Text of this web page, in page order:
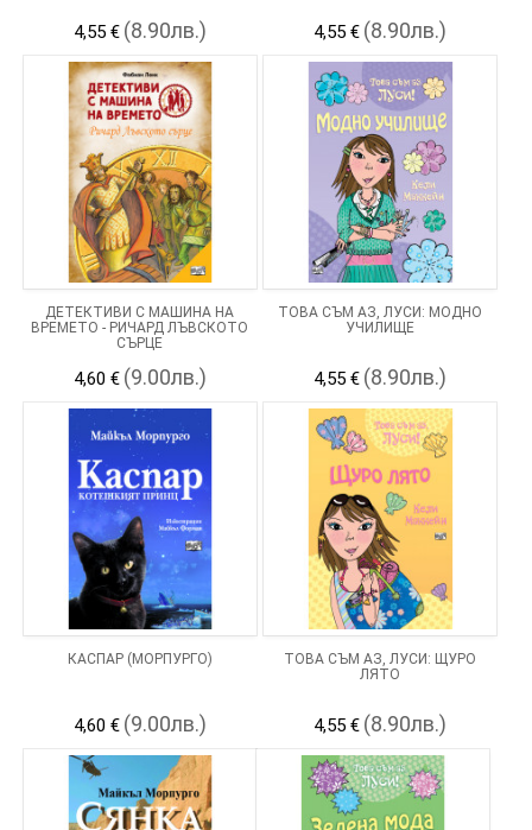
4,55 € (8.90лв.) 4,55 € (8.90лв.)
ДЕТЕКТИВИ С МАШИНА НА
ВРЕМЕТО - РИЧАРД ЛЪВСКОТО
СЪРЦЕ
4,60 € (9.00лв.)
ТОВА СЪМ АЗ, ЛУСИ: МОДНО
УЧИЛИЩЕ
4,55 € (8.90лв.)
КАСПАР (МОРПУРГО)
4,60 € (9.00лв.)
ТОВА СЪМ АЗ, ЛУСИ: ЩУРО
ЛЯТО
4,55 € (8.90лв.)